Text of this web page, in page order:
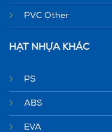
PVC Other
HẠT NHỰA KHÁC
PS
ABS
EVA